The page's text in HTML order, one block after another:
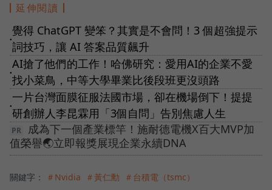
延伸閱讀
●
覺得 ChatGPT 變笨？其實是不會問！3 個超強提示
詞技巧，讓 AI 答案品質飆升
●
AI搶了他們的工作！哈佛研究：愛用AI的企業不愛
找小菜鳥，中等大學畢業比後段班更沒頭路
●
一片台灣面膜征服法國市場，卻在機場倒下！提提
研創辦人李昆霖用「3個自問」告別焦慮人生
成為下一個產業標竿！施耐德電機X百大MVP加
值榮譽🌏立即報獎展現企業永續DNA
關鍵字： ＃Nvidia ＃黃仁勳 ＃台積電（tsmc）